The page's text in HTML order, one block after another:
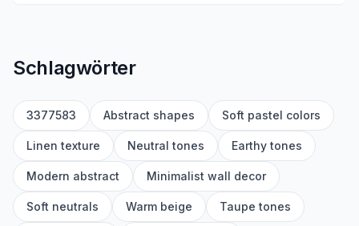
Schlagwörter
3377583 Abstract shapes Soft pastel colors
Linen texture Neutral tones Earthy tones
Modern abstract Minimalist wall decor
Soft neutrals Warm beige Taupe tones